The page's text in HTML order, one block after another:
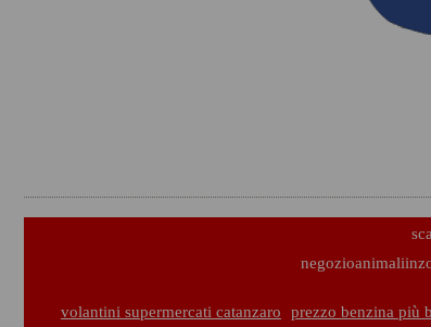
volantini supermercati catanzaro prezzo benzina più